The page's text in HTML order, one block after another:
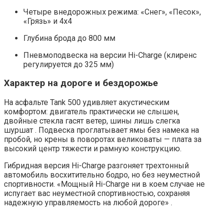
Четыре внедорожных режима: «Снег», «Песок»,
«Грязь» и 4х4
Глубина брода до 800 мм
Пневмоподвеска на версии Hi-Charge (клиренс
регулируется до 325 мм)
Характер на дороге и бездорожье
На асфальте Tank 500 удивляет акустическим
комфортом: двигатель практически не слышен,
двойные стекла гасят ветер, шины лишь слегка
шуршат . Подвеска проглатывает ямы без намека на
пробой, но крены в поворотах великоваты — плата за
высокий центр тяжести и рамную конструкцию.
Гибридная версия Hi-Charge разгоняет трехтонный
автомобиль восхитительно бодро, но без неуместной
спортивности. «Мощный Hi-Charge ни в коем случае не
испугает вас неуместной спортивностью, сохраняя
надежную управляемость на любой дороге» .